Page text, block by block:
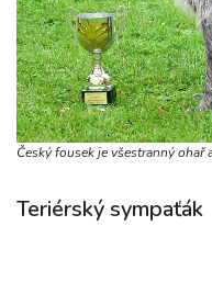
Český fousek je všestranný ohař
Teriérský sympaťák